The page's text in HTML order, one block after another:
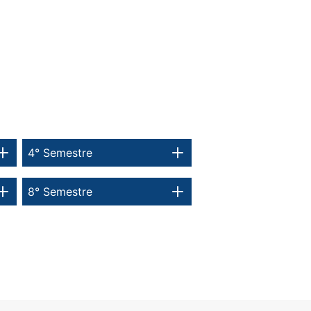
8° Semestre
4° Semestre